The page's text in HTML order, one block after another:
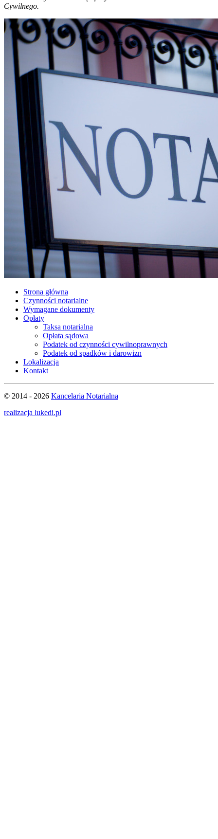
Cywilnego.
Strona główna
Czynności notarialne
Wymagane dokumenty
Opłaty
Taksa notarialna
Opłata sądowa
Podatek od czynności cywilnoprawnych
Podatek od spadków i darowizn
Lokalizacja
Kontakt
© 2014 - 2026 Kancelaria Notarialna
realizacja lukedi.pl